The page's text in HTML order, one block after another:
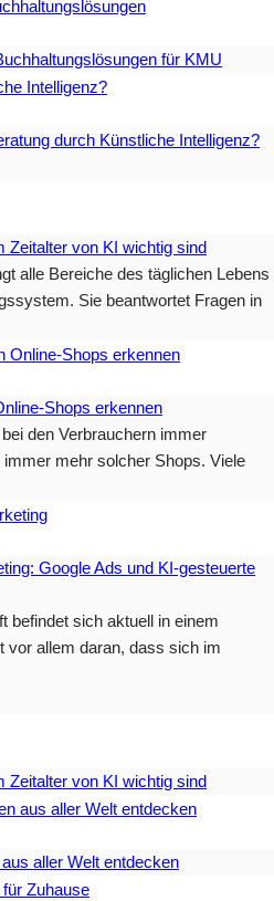
für KMU
durch Künstliche Intelligenz?
Zeitalter von KI wichtig sind
alle Bereiche des täglichen Lebens
Sie beantwortet Fragen in
Shops erkennen
den Verbrauchern immer
mehr solcher Shops. Viele
Google Ads und KI-gesteuerte
befindet sich aktuell in einem
vor allem daran, dass sich im
Zeitalter von KI wichtig sind
aller Welt entdecken